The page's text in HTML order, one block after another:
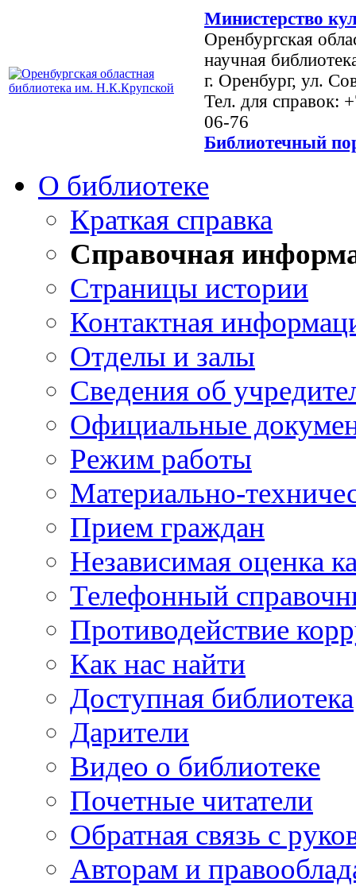
Министерство
Оренбургская
научная
г. Оренбург, ул.
Тел. для справок:
06-76
Библиотечный
О библиотеке
Краткая справка
Справочная
Страницы истории
Контактная
Отделы и залы
Сведения об
Официальные
Режим работы
Материально-
Прием граждан
Независимая оценка
Телефонный
Противодействие
Как нас найти
Доступная библиотека
Дарители
Видео о библиотеке
Почетные читатели
Обратная связь с
Авторам и